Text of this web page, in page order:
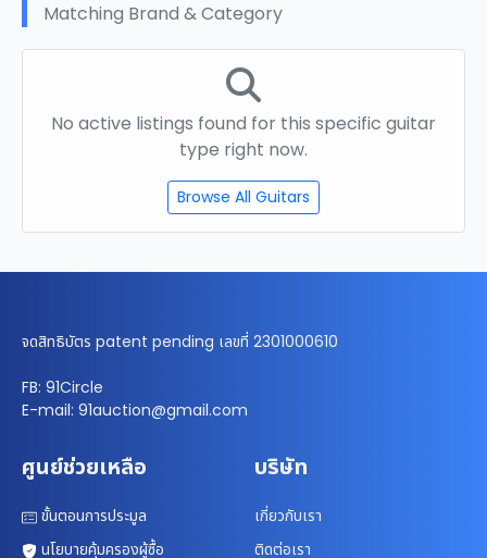
Matching Brand & Category
No active listings found for this specific guitar
type right now.
Browse All Guitars
จดสิทธิบัตร patent pending เลขที่ 2301000610
FB: 91Circle
E-mail: 91auction@gmail.com
ศูนย์ช่วยเหลือ
ขั้นตอนการประมูล
นโยบายคุ้มครองผู้ซื้อ
บริษัท
เกี่ยวกับเรา
ติดต่อเรา